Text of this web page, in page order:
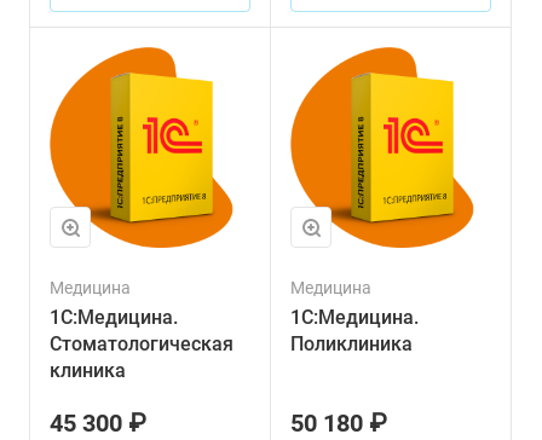
Медицина
1С:Медицина.
Стоматологическая
клиника
45 300 ₽
Медицина
1С:Медицина.
Поликлиника
50 180 ₽